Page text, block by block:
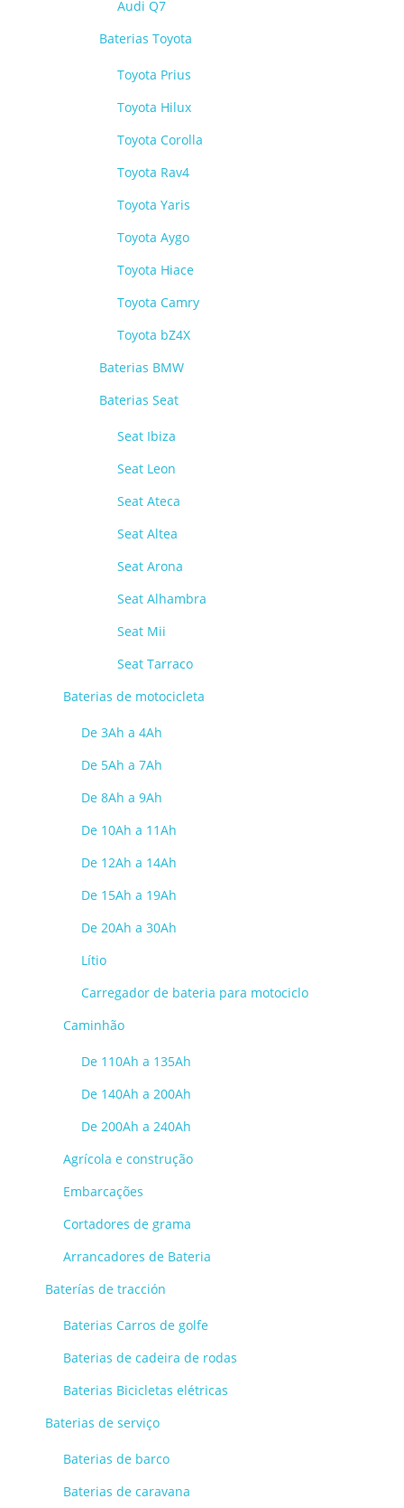
Audi Q7
Baterias Toyota
Toyota Prius
Toyota Hilux
Toyota Corolla
Toyota Rav4
Toyota Yaris
Toyota Aygo
Toyota Hiace
Toyota Camry
Toyota bZ4X
Baterias BMW
Baterias Seat
Seat Ibiza
Seat Leon
Seat Ateca
Seat Altea
Seat Arona
Seat Alhambra
Seat Mii
Seat Tarraco
Baterias de motocicleta
De 3Ah a 4Ah
De 5Ah a 7Ah
De 8Ah a 9Ah
De 10Ah a 11Ah
De 12Ah a 14Ah
De 15Ah a 19Ah
De 20Ah a 30Ah
Lítio
Carregador de bateria para motociclo
Caminhão
De 110Ah a 135Ah
De 140Ah a 200Ah
De 200Ah a 240Ah
Agrícola e construção
Embarcações
Cortadores de grama
Arrancadores de Bateria
Baterías de tracción
Baterias Carros de golfe
Baterias de cadeira de rodas
Baterias Bicicletas elétricas
Baterias de serviço
Baterias de barco
Baterias de caravana